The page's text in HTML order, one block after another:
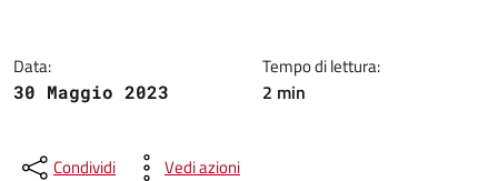
Data:
30 Maggio 2023
Tempo di lettura:
2 min
Condividi Vedi azioni